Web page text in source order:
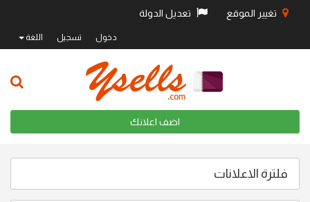
تغيير الموقع تعديل الدولة
دخول تسجيل اللغة
اضف اعلانك
فلترة الاعلانات